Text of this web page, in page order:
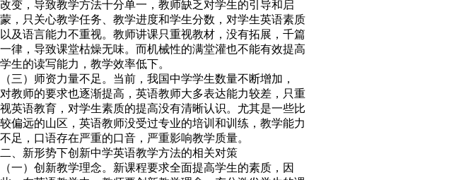
改变，导致教学方法十分单一，教师缺乏对学生的引导和启
蒙，只关心教学任务、教学进度和学生分数，对学生英语素质
以及语言能力不重视。教师讲课只重视教材，没有拓展，千篇
一律，导致课堂枯燥无味。而机械性的满堂灌也不能有效提高
学生的读写能力，教学效率低下。
（三）师资力量不足。当前，我国中学学生数量不断增加，
对教师的要求也逐渐提高，英语教师大多表达能力较差，只重
视英语教育，对学生素质的提高没有清晰认识。尤其是一些比
较偏远的山区，英语教师没受过专业的培训和训练，教学能力
不足，口语存在严重的口音，严重影响教学质量。
二、新形势下创新中学英语教学方法的相关对策
（一）创新教学理念。新课程要求全面提高学生的素质，因